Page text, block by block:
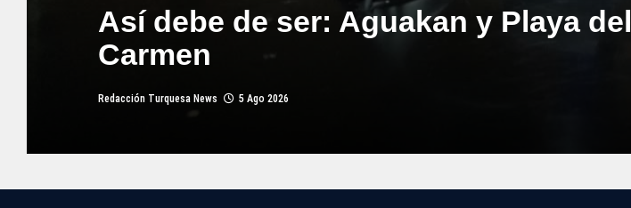
Así debe de ser: Aguakan y Playa del
Carmen
Redacción Turquesa News 5 Ago 2026